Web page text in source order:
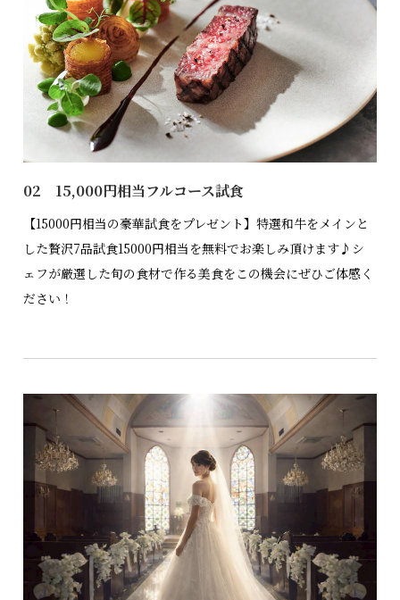
02 15,000円相当フルコース試食
【15000円相当の豪華試食をプレゼント】特選和牛をメインと
した贅沢7品試食15000円相当を無料でお楽しみ頂けます♪シ
ェフが厳選した旬の食材で作る美食をこの機会にぜひご体感く
ださい！